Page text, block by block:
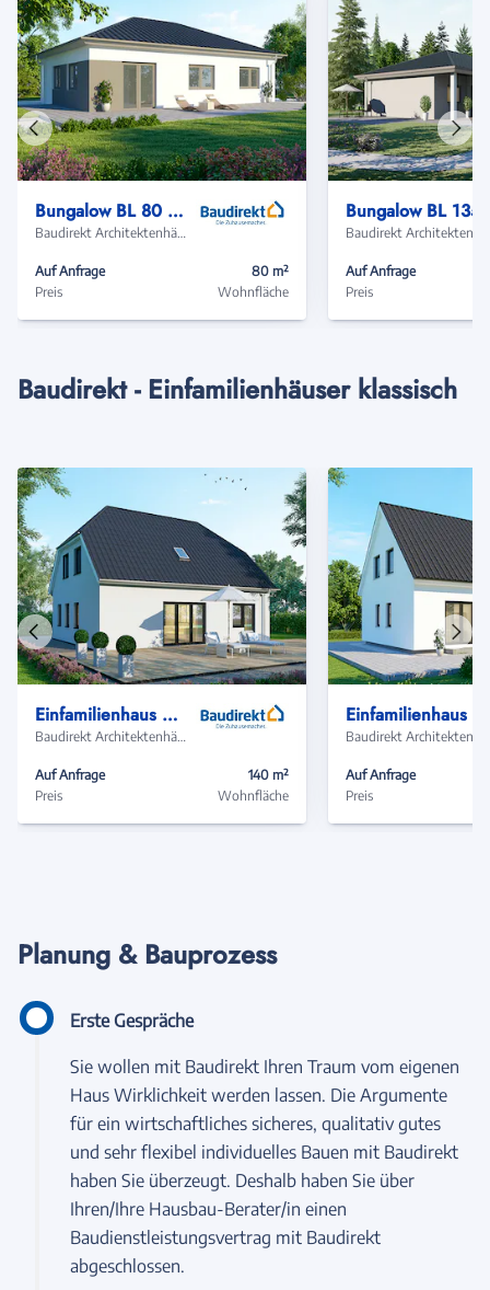
Bungalow BL 80 Basis
Baudirekt Architektenhäuser
Auf Anfrage
Preis
80 m²
Wohnfläche
Auf Anfrage
Preis
Vorheriges
Haus
Haus
Baudirekt - Einfamilienhäuser klassisch
Einfamilienhaus EH140 Basis
Baudirekt Architektenhäuser
Auf Anfrage
Preis
140 m²
Wohnfläche
Auf Anfrage
Preis
Vorheriges
Haus
Haus
Planung & Bauprozess
Erste Gespräche
Sie wollen mit Baudirekt Ihren Traum vom eigenen
Haus Wirklichkeit werden lassen. Die Argumente
für ein wirtschaftliches sicheres, qualitativ gutes
und sehr flexibel individuelles Bauen mit Baudirekt
haben Sie überzeugt. Deshalb haben Sie über
Ihren/Ihre Hausbau-Berater/in einen
Baudienstleistungsvertrag mit Baudirekt
abgeschlossen.